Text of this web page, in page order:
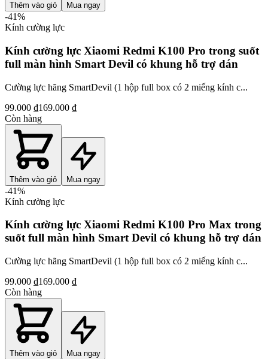
Thêm vào giỏ Mua ngay
-41%
Kính cường lực
Kính cường lực Xiaomi Redmi K100 Pro trong suốt
full màn hình Smart Devil có khung hỗ trợ dán
Cường lực hãng SmartDevil (1 hộp full box có 2 miếng kính c...
99.000 ₫169.000 ₫
Còn hàng
Thêm vào giỏ Mua ngay
-41%
Kính cường lực
Kính cường lực Xiaomi Redmi K100 Pro Max trong
suốt full màn hình Smart Devil có khung hỗ trợ dán
Cường lực hãng SmartDevil (1 hộp full box có 2 miếng kính c...
99.000 ₫169.000 ₫
Còn hàng
Thêm vào giỏ Mua ngay